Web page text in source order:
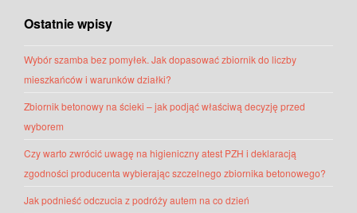
Ostatnie wpisy
Wybór szamba bez pomyłek. Jak dopasować zbiornik do liczby
mieszkańców i warunków działki?
Zbiornik betonowy na ścieki – jak podjąć właściwą decyzję przed
wyborem
Czy warto zwrócić uwagę na higieniczny atest PZH i deklaracją
zgodności producenta wybierając szczelnego zbiornika betonowego?
Jak podnieść odczucia z podróży autem na co dzień